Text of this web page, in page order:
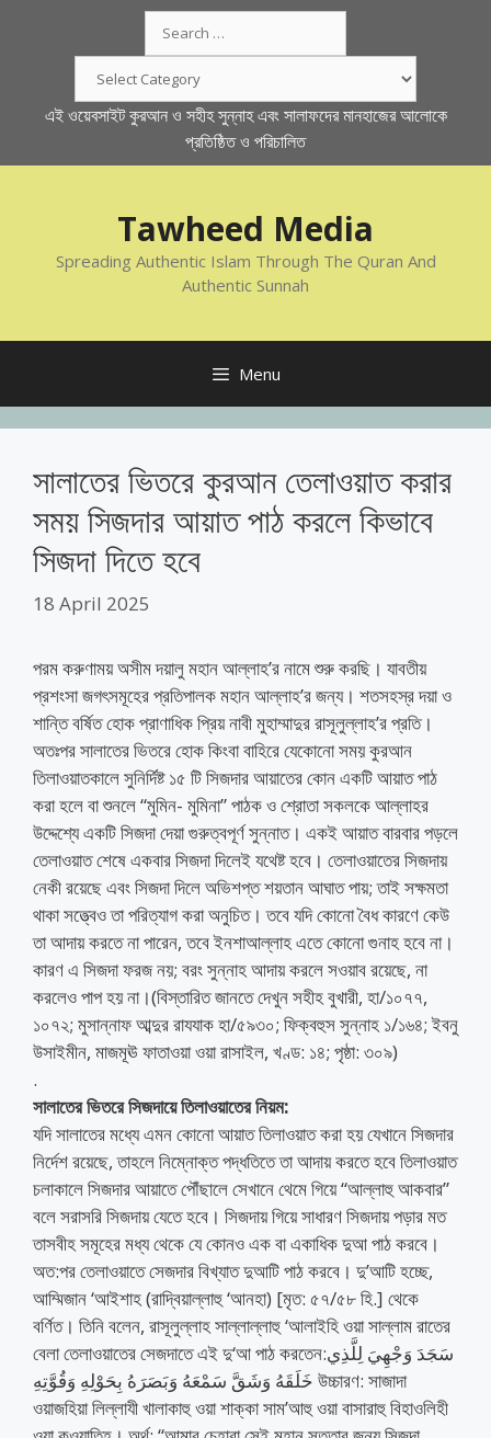
for:
এই ওয়েবসাইট কুরআন ও সহীহ সুন্নাহ এবং সালাফদের মানহাজের আলোকে
প্রতিষ্ঠিত ও পরিচালিত
Tawheed Media
Spreading Authentic Islam Through The Quran And
Authentic Sunnah
Menu
সালাতের ভিতরে কুরআন তেলাওয়াত করার
সময় সিজদার আয়াত পাঠ করলে কিভাবে
সিজদা দিতে হবে
18 April 2025
পরম করুণাময় অসীম দয়ালু মহান আল্লাহ’র নামে শুরু করছি। যাবতীয়
প্রশংসা জগৎসমূহের প্রতিপালক মহান আল্লাহ’র জন্য। শতসহস্র দয়া ও
শান্তি বর্ষিত হোক প্রাণাধিক প্রিয় নাবী মুহাম্মাদুর রাসূলুল্লাহ’র প্রতি।
অতঃপর সালাতের ভিতরে হোক কিংবা বাহিরে যেকোনো সময় কুরআন
তিলাওয়াতকালে সুনির্দিষ্ট ১৫ টি সিজদার আয়াতের কোন একটি আয়াত পাঠ
করা হলে বা শুনলে “মুমিন- মুমিনা” পাঠক ও শ্রোতা সকলকে আল্লাহর
উদ্দেশ্যে একটি সিজদা দেয়া গুরুত্বপূর্ণ সুন্নাত। একই আয়াত বারবার পড়লে
তেলাওয়াত শেষে একবার সিজদা দিলেই যথেষ্ট হবে। তেলাওয়াতের সিজদায়
নেকী রয়েছে এবং সিজদা দিলে অভিশপ্ত শয়তান আঘাত পায়; তাই সক্ষমতা
থাকা সত্ত্বেও তা পরিত্যাগ করা অনুচিত। তবে যদি কোনো বৈধ কারণে কেউ
তা আদায় করতে না পারেন, তবে ইনশাআল্লাহ এতে কোনো গুনাহ হবে না।
কারণ এ সিজদা ফরজ নয়; বরং সুন্নাহ আদায় করলে সওয়াব রয়েছে, না
করলেও পাপ হয় না।(বিস্তারিত জানতে দেখুন সহীহ বুখারী, হা/১০৭৭,
১০৭২; মুসান্নাফ আব্দুর রাযযাক হা/৫৯৩০; ফিক্বহুস সুন্নাহ ১/১৬৪; ইবনু
উসাইমীন, মাজমূঊ ফাতাওয়া ওয়া রাসাইল, খণ্ড: ১৪; পৃষ্ঠা: ৩০৯)
.
সালাতের ভিতরে সিজদায়ে তিলাওয়াতের নিয়ম:
যদি সালাতের মধ্যে এমন কোনো আয়াত তিলাওয়াত করা হয় যেখানে সিজদার
নির্দেশ রয়েছে, তাহলে নিম্নোক্ত পদ্ধতিতে তা আদায় করতে হবে তিলাওয়াত
চলাকালে সিজদার আয়াতে পৌঁছালে সেখানে থেমে গিয়ে “আল্লাহু আকবার”
বলে সরাসরি সিজদায় যেতে হবে। সিজদায় গিয়ে সাধারণ সিজদায় পড়ার মত
তাসবীহ সমূহের মধ্য থেকে যে কোনও এক বা একাধিক দুআ পাঠ করবে।
অত:পর তেলাওয়াতে সেজদার বিখ্যাত দুআটি পাঠ করবে। দু’আটি হচ্ছে,
আম্মিজান ‘আইশাহ (রাদ্বিয়াল্লাহু ‘আনহা) [মৃত: ৫৭/৫৮ হি.] থেকে
বর্ণিত। তিনি বলেন, রাসূলুল্লাহ সাল্লাল্লাহু ‘আলাইহি ওয়া সাল্লাম রাতের
বেলা তেলাওয়াতের সেজদাতে এই দু‘আ পাঠ করতেন:سَجَدَ وَجْهِيَ لِلَّذِي
خَلَقَهُ وَشَقَّ سَمْعَهُ وَبَصَرَهُ بِحَوْلِهِ وَقُوَّتِهِ উচ্চারণ: সাজাদা
ওয়াজহিয়া লিল্লাযী খালাকাহু ওয়া শাক্কা সাম’আহু ওয়া বাসারাহু বিহাওলিহী